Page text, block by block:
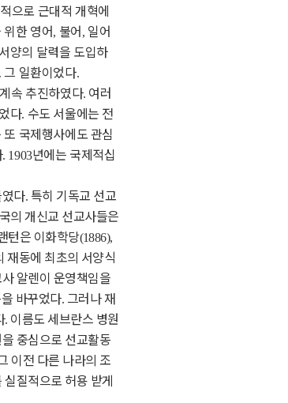
으로 근대적 개혁에
한 영어, 불어, 일어
양의 달력을 도입하
일환이었다.
속 추진하였다. 여러
다. 수도 서울에는 전
또 국제행사에도 관심
. 1903년에는 국제적십
다. 특히 기독교 선교
의 개신교 선교사들은
턴은 이화학당(1886),
재동에 최초의 서양식
알렌이 운영책임을
바꾸었다. 그러나 재
. 이름도 세브란스 병원
중심으로 선교활동
이전 다른 나라의 조
질적으로 허용 받게